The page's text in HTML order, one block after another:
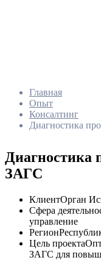
Главная
Опыт
Консалтинг
Диагностика
Диагностика
ЗАГС
КлиентОрган
Сфера
управление
Регион
Цель проекта
ЗАГС для